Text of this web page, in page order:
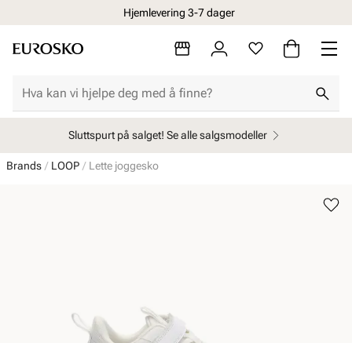
Hjemlevering 3-7 dager
Sluttspurt på salget! Se alle salgsmodeller
Brands LOOP Lette joggesko